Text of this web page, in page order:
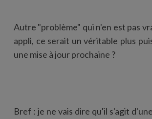
Autre "problème" qui n'en est pas
appli, ce serait un véritable plus
une mise à jour prochaine ?
Bref : je ne vais dire qu'il s'agit